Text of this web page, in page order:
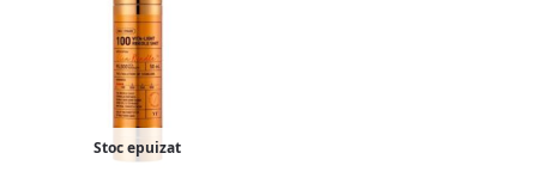
Stoc epuizat